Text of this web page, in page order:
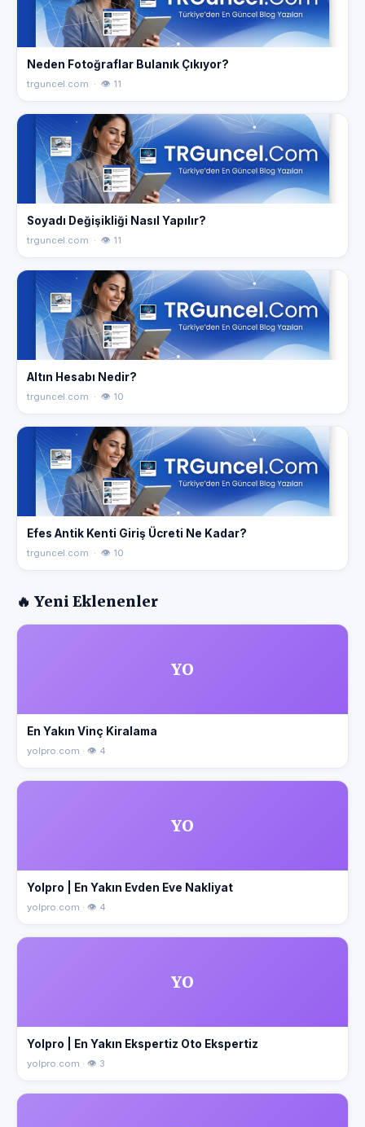
Neden Fotoğraflar Bulanık Çıkıyor?
trguncel.com · 👁 11
Soyadı Değişikliği Nasıl Yapılır?
trguncel.com · 👁 11
Altın Hesabı Nedir?
trguncel.com · 👁 10
Efes Antik Kenti Giriş Ücreti Ne Kadar?
trguncel.com · 👁 10
🔥 Yeni Eklenenler
YO
En Yakın Vinç Kiralama
yolpro.com · 👁 4
YO
Yolpro | En Yakın Evden Eve Nakliyat
yolpro.com · 👁 4
YO
Yolpro | En Yakın Ekspertiz Oto Ekspertiz
yolpro.com · 👁 3